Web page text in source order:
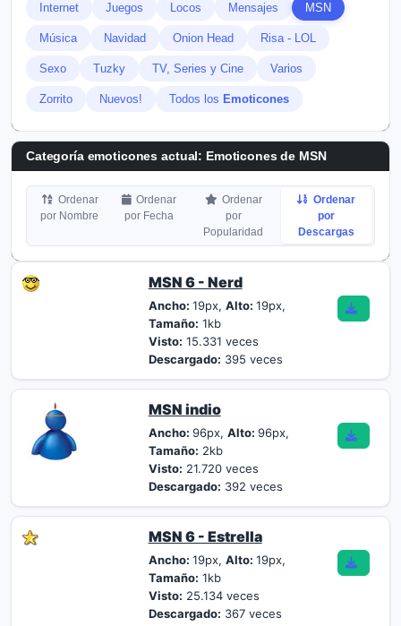
Internet Juegos Locos Mensajes MSN
Música Navidad Onion Head Risa - LOL
Sexo Tuzky TV, Series y Cine Varios
Zorrito Nuevos! Todos los Emoticones
Categoría emoticones actual: Emoticones de MSN
Ordenar
por Nombre
Ordenar
por Fecha
Ordenar
por
Popularidad
Ordenar
por
Descargas
MSN 6 - Nerd
Ancho: 19px, Alto: 19px,
Tamaño: 1kb
Visto: 15.331 veces
Descargado: 395 veces
MSN indio
Ancho: 96px, Alto: 96px,
Tamaño: 2kb
Visto: 21.720 veces
Descargado: 392 veces
MSN 6 - Estrella
Ancho: 19px, Alto: 19px,
Tamaño: 1kb
Visto: 25.134 veces
Descargado: 367 veces